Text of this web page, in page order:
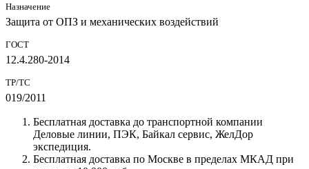
Назначение
Защита от ОПЗ и механических воздействий
ГОСТ
12.4.280-2014
ТР/ТС
019/2011
Бесплатная доставка до транспортной компании
Деловые линии, ПЭК, Байкал сервис, ЖелДор
экспедиция.
Бесплатная доставка по Москве в пределах МКАД при